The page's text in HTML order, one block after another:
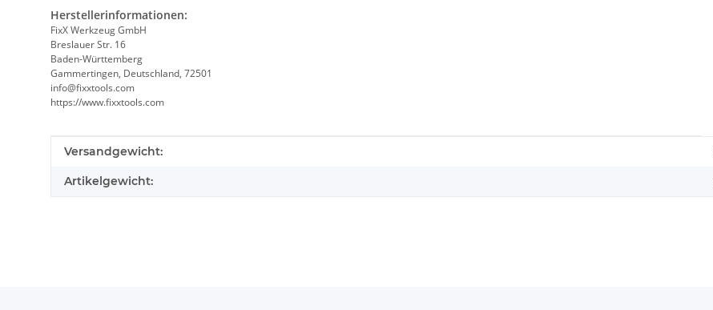
Herstellerinformationen:
FixX Werkzeug GmbH
Breslauer Str. 16
Baden-Württemberg
Gammertingen, Deutschland, 72501
info@fixxtools.com
https://www.fixxtools.com
Produkteigenschaft
Wert
Versandgewicht:
Artikelgewicht: